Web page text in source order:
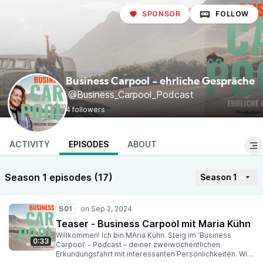
Business Carpool - ehrliche Gespräche
@Business_Carpool_Podcast
4 followers
SPONSOR FOLLOW
ACTIVITY EPISODES ABOUT
Season 1 episodes (17) Season 1
0:33
S01
Teaser - Business Carpool mit Maria Kühn
Willkommen! Ich bin MAria Kühn. Steig im ‘Business
Carpool’ - Podcast – deiner zweiwöchentlichen
Erkundungsfahrt mit interessanten Persönlichkeiten. Wir